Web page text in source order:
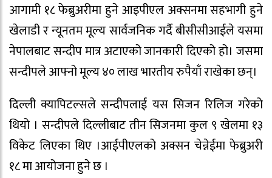
आगामी १८ फेब्रुअरीमा हुने आइपीएल अक्सनमा सहभागी हुने
खेलाडी र न्यूनतम मूल्य सार्वजनिक गर्दै बीसीसीआईले यसमा
नेपालबाट सन्दीप मात्र अटाएको जानकारी दिएको हो। जसमा
सन्दीपले आफ्नो मूल्य ४० लाख भारतीय रुपैयाँ राखेका छन्।
दिल्ली क्यापिटल्सले सन्दीपलाई यस सिजन रिलिज गरेको
थियो । सन्दीपले दिल्लीबाट तीन सिजनमा कुल ९ खेलमा १३
विकेट लिएका थिए ।आईपीएलको अक्सन चेन्नेईमा फेब्रुअरी
१८ मा आयोजना हुने छ ।